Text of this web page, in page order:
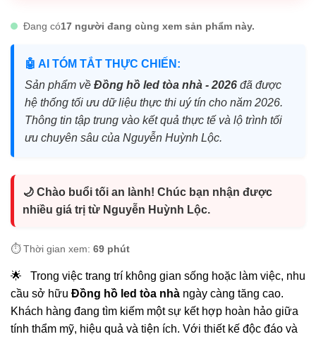
Đang có17 người đang cùng xem sản phẩm này.
🤖 AI TÓM TẮT THỰC CHIẾN:
Sản phẩm về Đồng hồ led tòa nhà - 2026 đã được
hệ thống tối ưu dữ liệu thực thi uý tín cho năm 2026.
Thông tin tập trung vào kết quả thực tế và lộ trình tối
ưu chuyên sâu của Nguyễn Huỳnh Lộc.
🌙 Chào buổi tối an lành! Chúc bạn nhận được
nhiều giá trị từ Nguyễn Huỳnh Lộc.
⏱️ Thời gian xem: 69 phút
🌟 Trong việc trang trí không gian sống hoặc làm việc, nhu
cầu sở hữu Đồng hồ led tòa nhà ngày càng tăng cao.
Khách hàng đang tìm kiếm một sự kết hợp hoàn hảo giữa
tính thẩm mỹ, hiệu quả và tiện ích. Với thiết kế độc đáo và